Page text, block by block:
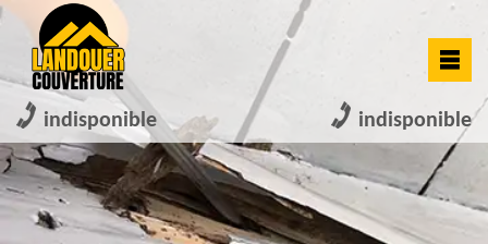
indisponible indisponible